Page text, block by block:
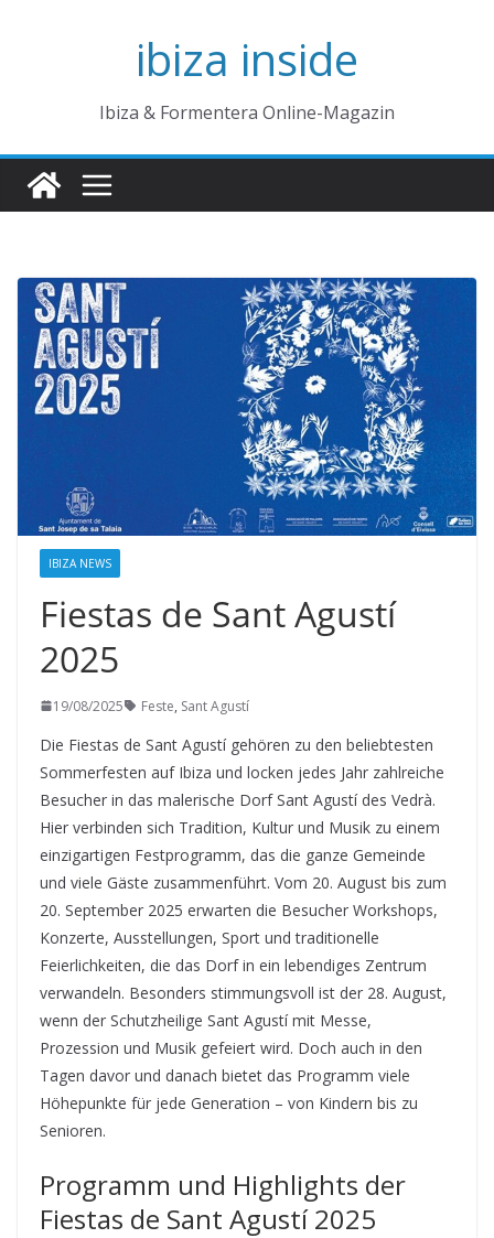
ibiza inside
Ibiza & Formentera Online-Magazin
IBIZA NEWS
Fiestas de Sant Agustí
2025
19/08/2025 Feste, Sant Agustí
Die Fiestas de Sant Agustí gehören zu den beliebtesten
Sommerfesten auf Ibiza und locken jedes Jahr zahlreiche
Besucher in das malerische Dorf Sant Agustí des Vedrà.
Hier verbinden sich Tradition, Kultur und Musik zu einem
einzigartigen Festprogramm, das die ganze Gemeinde
und viele Gäste zusammenführt. Vom 20. August bis zum
20. September 2025 erwarten die Besucher Workshops,
Konzerte, Ausstellungen, Sport und traditionelle
Feierlichkeiten, die das Dorf in ein lebendiges Zentrum
verwandeln. Besonders stimmungsvoll ist der 28. August,
wenn der Schutzheilige Sant Agustí mit Messe,
Prozession und Musik gefeiert wird. Doch auch in den
Tagen davor und danach bietet das Programm viele
Höhepunkte für jede Generation – von Kindern bis zu
Senioren.
Programm und Highlights der
Fiestas de Sant Agustí 2025